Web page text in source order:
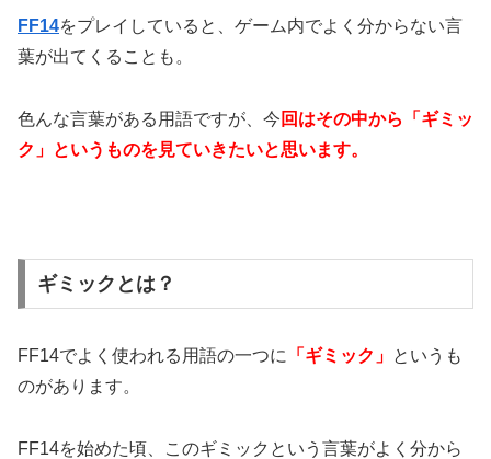
FF14をプレイしていると、ゲーム内でよく分からない言
葉が出てくることも。
色んな言葉がある用語ですが、今 回はその中から「ギミッ
ク」というものを見ていきたいと思います。
ギミックとは？
FF14でよく使われる用語の一つに 「ギミック」 というも
のがあります。
FF14を始めた頃、このギミックという言葉がよく分から